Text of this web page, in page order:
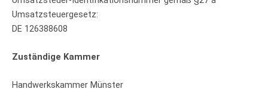
Umsatzsteuergesetz:
DE 126388608
Zuständige Kammer
Handwerkskammer Münster